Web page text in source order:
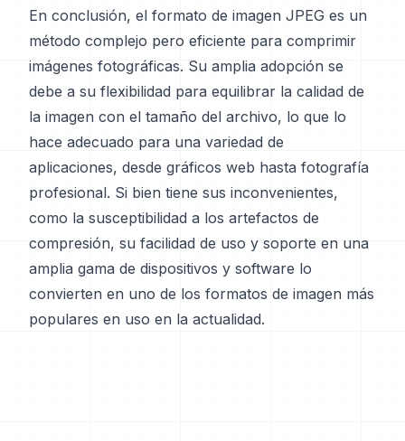
En conclusión, el formato de imagen JPEG es un
método complejo pero eficiente para comprimir
imágenes fotográficas. Su amplia adopción se
debe a su flexibilidad para equilibrar la calidad de
la imagen con el tamaño del archivo, lo que lo
hace adecuado para una variedad de
aplicaciones, desde gráficos web hasta fotografía
profesional. Si bien tiene sus inconvenientes,
como la susceptibilidad a los artefactos de
compresión, su facilidad de uso y soporte en una
amplia gama de dispositivos y software lo
convierten en uno de los formatos de imagen más
populares en uso en la actualidad.